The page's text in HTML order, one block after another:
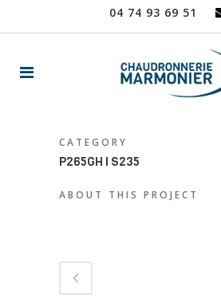
04 74 93 69 51
CATEGORY
P265GH I S235
ABOUT THIS PROJECT